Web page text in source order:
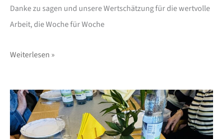
Danke zu sagen und unsere Wertschätzung für die wertvolle
Arbeit, die Woche für Woche
Weiterlesen »
Puffert
essen
–